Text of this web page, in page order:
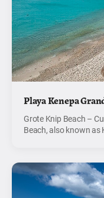
Playa Kenepa
Grote Knip Beach –
Beach, also known as